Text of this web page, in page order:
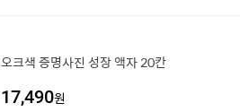
오크색 증명사진 성장 액자 20칸
17,490원